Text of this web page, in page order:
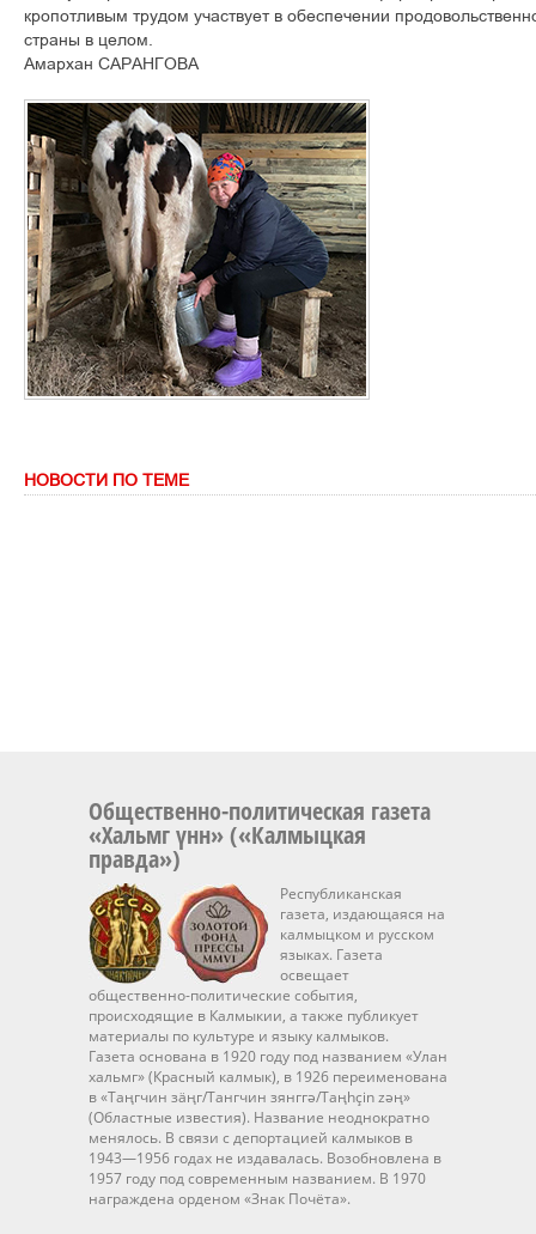
кропотливым трудом участвует в обеспечении
страны в целом.
Амархан САРАНГОВА
НОВОСТИ ПО ТЕМЕ
Общественно-политическая газета
«Хальмг үнн» («Калмыцкая
правда»)
Республиканская
газета, издающаяся на
калмыцком и русском
языках. Газета
освещает
общественно-политические события,
происходящие в Калмыкии, а также публикует
материалы по культуре и языку калмыков.
Газета основана в 1920 году под названием «Улан
хальмг» (Красный калмык), в 1926 переименована
в «Таңгчин зäңг/Тангчин зянггә/Taңhçin zәң»
(Областные известия). Название неоднократно
менялось. В связи с депортацией калмыков в
1943—1956 годах не издавалась. Возобновлена в
1957 году под современным названием. В 1970
награждена орденом «Знак Почёта».